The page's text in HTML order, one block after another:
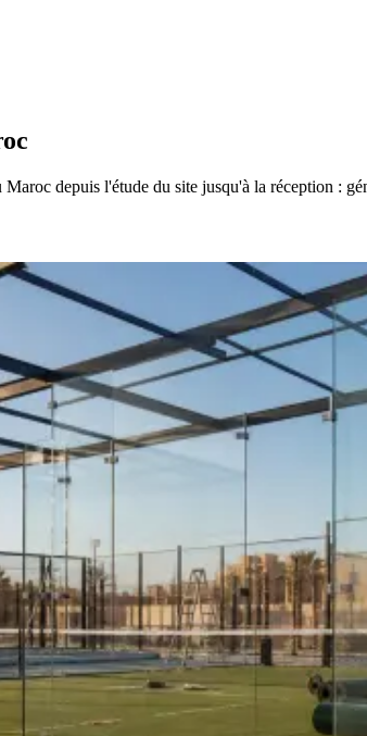
depuis l'étude du site jusqu'à la réception :